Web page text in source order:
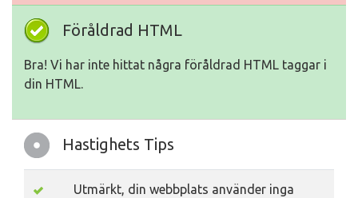
Föråldrad HTML
Bra! Vi har inte hittat några föråldrad HTML taggar i
din HTML.
Hastighets Tips
Utmärkt, din webbplats använder inga